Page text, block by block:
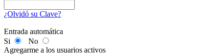
¿Olvidó su Clave?
Entrada automática
Si
No
Agregarme a los usuarios activos